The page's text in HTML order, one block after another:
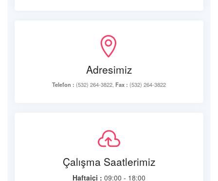
Adresimiz
Telefon : (532) 264-3822, Fax : (532) 264-3822
Çalışma Saatlerimiz
Haftaiçi : 09:00 - 18:00